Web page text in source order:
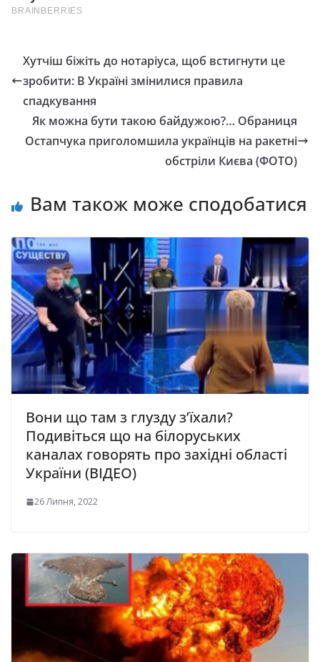
Хутчіш біжіть до нотаріуса, щоб встигнути це
зробити: В Україні змінилися правила
спадкування
Як можна бути такою байдужою?… Обраниця
Остапчука приголомшила українців на ракетні
обстріли Києва (ФОТО)
Вам також може сподобатися
Вони що там з глузду з’їхали?
Подивіться що на білоруських
каналах говорять про західні області
України (ВІДЕО)
26 Липня, 2022